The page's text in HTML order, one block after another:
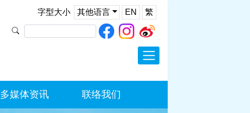
多媒体资讯 联络我们
其他语言 EN 繁
字型大小